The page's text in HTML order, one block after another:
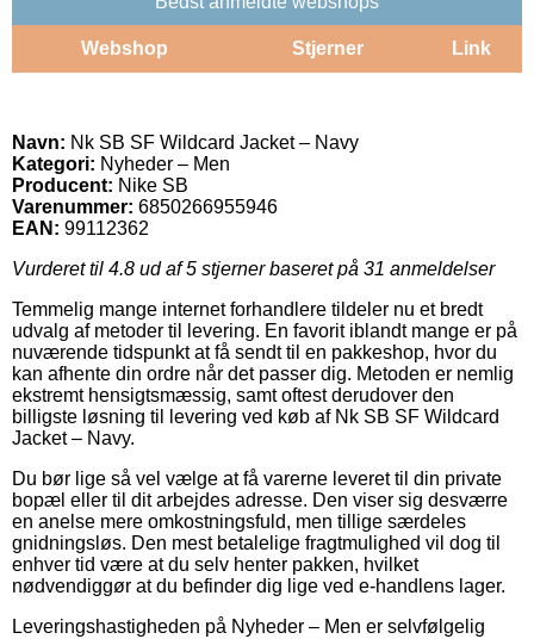
Webshop Stjerner Link
Navn: Nk SB SF Wildcard Jacket – Navy
Kategori: Nyheder – Men
Producent: Nike SB
Varenummer: 6850266955946
EAN: 99112362
Vurderet til 4.8 ud af 5 stjerner baseret på 31 anmeldelser
Temmelig mange internet forhandlere tildeler nu et bredt
udvalg af metoder til levering. En favorit iblandt mange er på
nuværende tidspunkt at få sendt til en pakkeshop, hvor du
kan afhente din ordre når det passer dig. Metoden er nemlig
ekstremt hensigtsmæssig, samt oftest derudover den
billigste løsning til levering ved køb af Nk SB SF Wildcard
Jacket – Navy.
Du bør lige så vel vælge at få varerne leveret til din private
bopæl eller til dit arbejdes adresse. Den viser sig desværre
en anelse mere omkostningsfuld, men tillige særdeles
gnidningsløs. Den mest betalelige fragtmulighed vil dog til
enhver tid være at du selv henter pakken, hvilket
nødvendiggør at du befinder dig lige ved e-handlens lager.
Leveringshastigheden på Nyheder – Men er selvfølgelig